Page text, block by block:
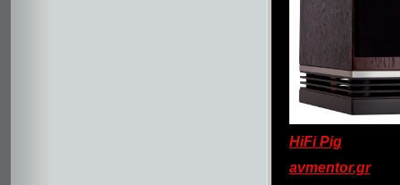
HiFi Pig
avmentor.gr